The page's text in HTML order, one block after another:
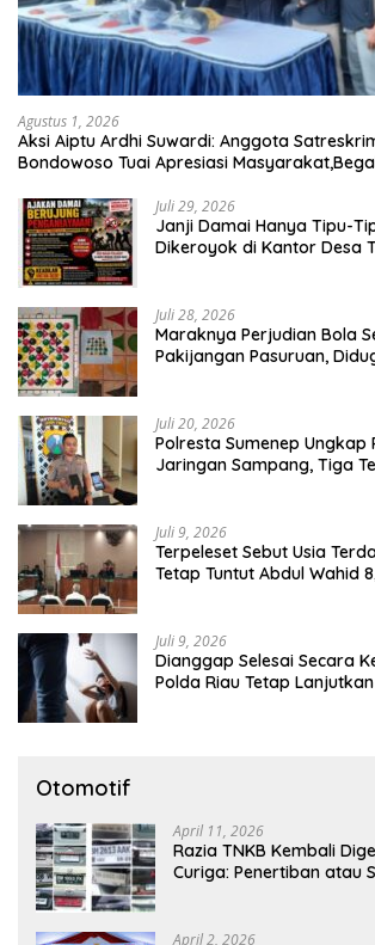
Agustus 1, 2026
Aksi Aiptu Ardhi Suwardi: Anggota
Bondowoso Tuai Apresiasi
Juli 29, 2026
Janji Damai Hanya Tipu-
Dikeroyok di Kantor Desa
Juli 28, 2026
Maraknya Perjudian Bola
Pakijangan Pasuruan,
Juli 20, 2026
Polresta Sumenep Ungkap
Jaringan Sampang, Tiga
Juli 9, 2026
Terpeleset Sebut Usia
Tetap Tuntut Abdul Wahid
Juli 9, 2026
Dianggap Selesai Secara
Polda Riau Tetap
Otomotif
April 11, 2026
Razia TNKB Kembali
Curiga: Penertiban atau
April 2, 2026